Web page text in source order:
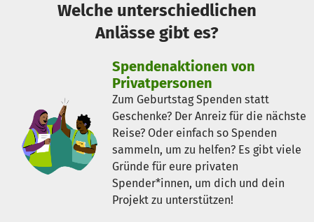
Welche unterschiedlichen
Anlässe gibt es?
Spendenaktionen von
Privatpersonen
Zum Geburtstag Spenden statt
Geschenke? Der Anreiz für die nächste
Reise? Oder einfach so Spenden
sammeln, um zu helfen? Es gibt viele
Gründe für eure privaten
Spender*innen, um dich und dein
Projekt zu unterstützen!